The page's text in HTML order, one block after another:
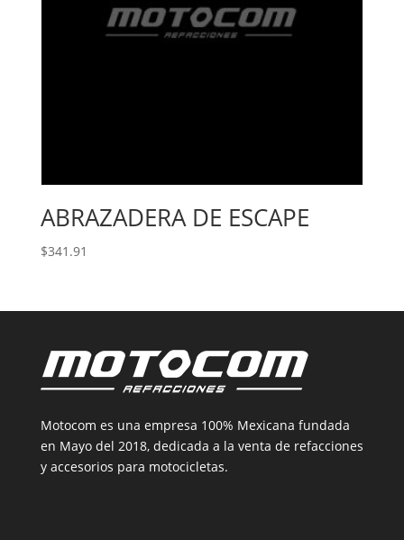
ABRAZADERA DE ESCAPE
$341.91
Motocom es una empresa 100% Mexicana fundada
en Mayo del 2018, dedicada a la venta de refacciones
y accesorios para motocicletas.